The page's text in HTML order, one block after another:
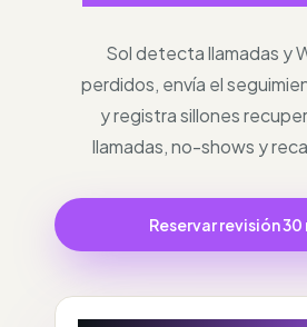
Sol detecta llamadas y
perdidos, envía el
y registra sillones
llamadas, no-shows y
Reservar revisión 30